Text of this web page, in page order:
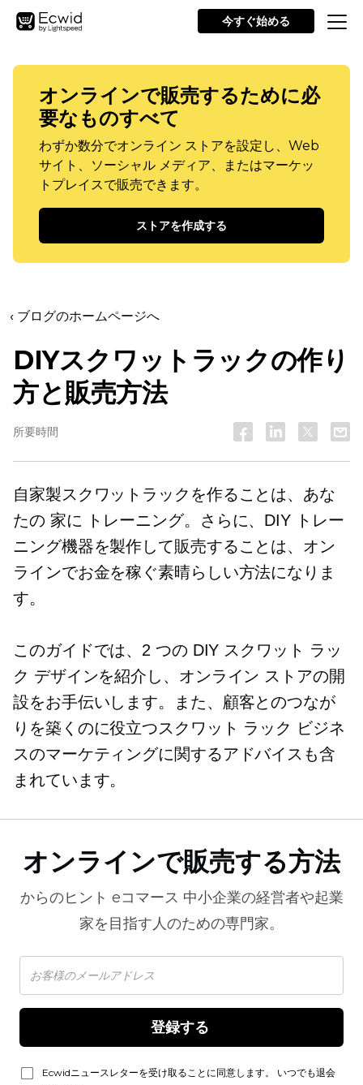
今すぐ始める
オンラインで販売するために必
要なものすべて
わずか数分でオンライン ストアを設定し、Web
サイト、ソーシャル メディア、またはマーケッ
トプレイスで販売できます。
ストアを作成する
‹ ブログのホームページへ
DIYスクワットラックの作り
方と販売方法
所要時間
自家製スクワットラックを作ることは、あな
たの 家に トレーニング。さらに、DIY トレー
ニング機器を製作して販売することは、オン
ラインでお金を稼ぐ素晴らしい方法になりま
す。
このガイドでは、2 つの DIY スクワット ラッ
ク デザインを紹介し、オンライン ストアの開
設をお手伝いします。また、顧客とのつなが
りを築くのに役立つスクワット ラック ビジネ
スのマーケティングに関するアドバイスも含
まれています。
オンラインで販売する方法
からのヒント eコマース 中小企業の経営者や起業
家を目指す人のための専門家。
Ecwidニュースレターを受け取ることに同意します。 いつでも退会